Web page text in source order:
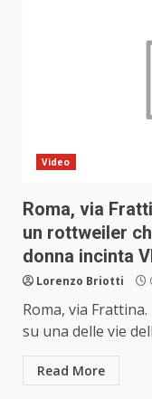
Video
Roma, via
un rottweiler
donna incinta
Lorenzo Briotti
Roma, via
su una delle vie
Read More